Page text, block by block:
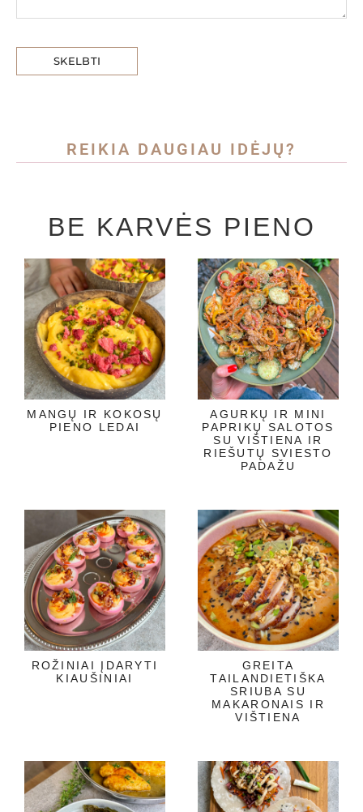
REIKIA DAUGIAU IDĖJŲ?
BE KARVĖS PIENO
MANGŲ IR KOKOSŲ
PIENO LEDAI
AGURKŲ IR MINI
PAPRIKŲ SALOTOS
SU VIŠTIENA IR
RIEŠUTŲ SVIESTO
PADAŽU
ROŽINIAI ĮDARYTI
KIAUŠINIAI
GREITA
TAILANDIETIŠKA
SRIUBA SU
MAKARONAIS IR
VIŠTIENA